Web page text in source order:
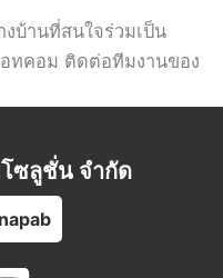
บ้านที่สนใจร่วมเป็น
ทคอม ติดต่อทีมงานของ
ซลูชั่น จำกัด